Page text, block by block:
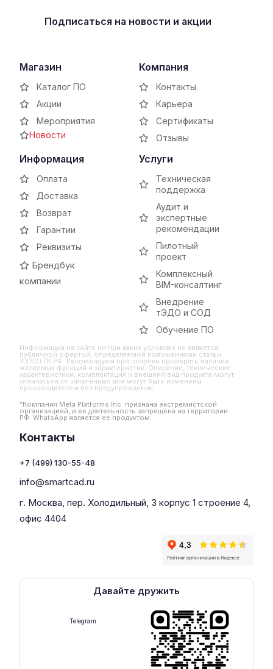
Подписаться на новости и акции
Магазин
Каталог ПО
Акции
Мероприятия
Новости
Компания
Контакты
Карьера
Сертификаты
Отзывы
Информация
Оплата
Доставка
Возврат
Гарантии
Реквизиты
Брендбук
компании
Услуги
Техническая
поддержка
Аудит и
экспертные
рекомендации
Пилотный
проект
Комплексный
BIM-консалтинг
Внедрение
тЭДО и СОД
Обучение ПО
Информация на сайте ни при каких условиях не является
публичной офертой, определяемой положениями статьи
437(2) ГК РФ. Рекомендуем при покупке проверять наличие
желаемых функций и характеристик. Описание, технические
характеристики, комплектация и внешний вид продукта могут
отличаться от заявленных или могут быть изменены
производителем без предупреждения
*Компания Meta Platforms Inc. признана экстремистской
организацией, и ее деятельность запрещена на территории
РФ. WhatsApp является ее продуктом.
Контакты
+7 (499) 130-55-48
info@smartcad.ru
г. Москва, пер. Холодильный, 3 корпус 1 строение 4,
офис 4404
Давайте дружить
Telegram